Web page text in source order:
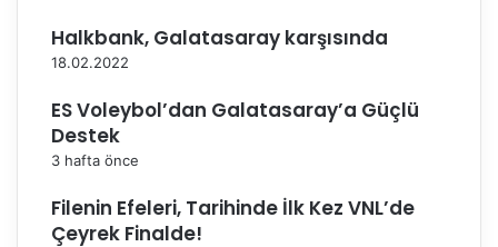
l
e
b
o
o
Halkbank, Galatasaray karşısında
18.02.2022
ES Voleybol’dan Galatasaray’a Güçlü
Destek
3 hafta önce
Filenin Efeleri, Tarihinde İlk Kez VNL’de
Çeyrek Finalde!